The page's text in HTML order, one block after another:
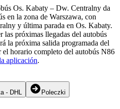
Os. Kabaty – Dw. Centralny da
en la zona de Warszawa, con
y última parada en Os. Kabaty.
las próximas llegadas del autobús
la próxima salida programada del
el horario completo del autobús N86
aplicación.
- DHL Poleczki